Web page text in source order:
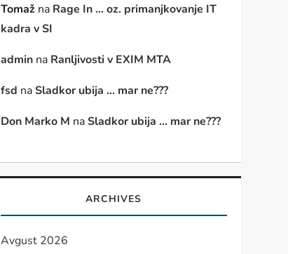
Tomažna Rage In … oz. primanjkovanje IT
kadra v SI
adminna Ranljivosti v EXIM MTA
fsd naSladkor ubija … mar ne???
Don Marko M naSladkor ubija … mar ne???
ARCHIVES
Avgust 2026